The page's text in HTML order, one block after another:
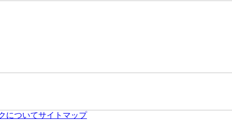
についてサイトマップ